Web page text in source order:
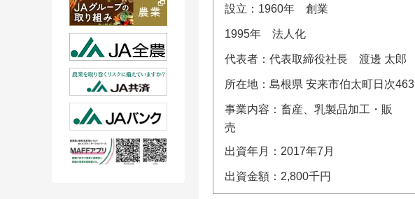
設立： 1960年 創業
1995年 法人化
代表者：代表取締役社長 渡邊 太郎
所在地：島根県 安来市伯太町日次463
事業内容：畜産、乳製品加工・販
売
出資年月： 2017年7 月
出資金額： 2,800千円